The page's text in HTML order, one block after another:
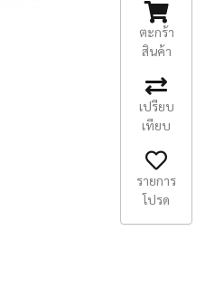
ตะกร้า
สินค้า
เปรียบ
เทียบ
รายการ
โปรด